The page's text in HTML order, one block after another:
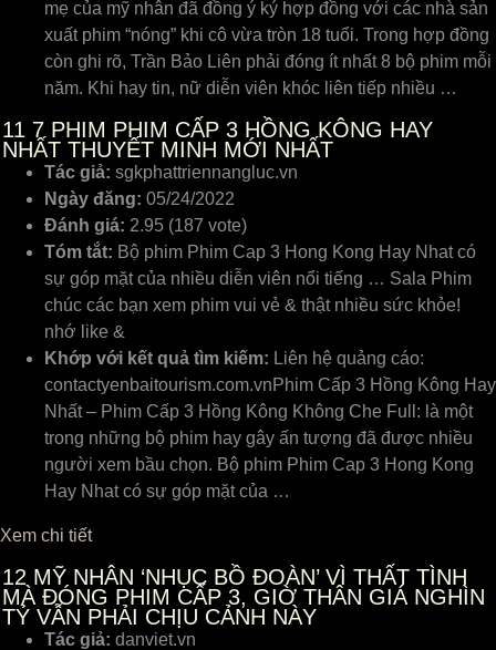
mẹ của mỹ nhân đã đồng ý ký hợp đồng với các nhà sản
xuất phim “nóng” khi cô vừa tròn 18 tuổi. Trong hợp đồng
còn ghi rõ, Trần Bảo Liên phải đóng ít nhất 8 bộ phim mỗi
năm. Khi hay tin, nữ diễn viên khóc liên tiếp nhiều …
11 7 PHIM PHIM CẤP 3 HỒNG KÔNG HAY
NHẤT THUYẾT MINH MỚI NHẤT
Tác giả: sgkphattriennangluc.vn
Ngày đăng: 05/24/2022
Đánh giá: 2.95 (187 vote)
Tóm tắt: Bộ phim Phim Cap 3 Hong Kong Hay Nhat có
sự góp mặt của nhiều diễn viên nổi tiếng … Sala Phim
chúc các bạn xem phim vui vẻ & thật nhiều sức khỏe!
nhớ like &
Khớp với kết quả tìm kiếm: Liên hệ quảng cáo:
contactyenbaitourism.com.vnPhim Cấp 3 Hồng Kông Hay
Nhất – Phim Cấp 3 Hồng Kông Không Che Full: là một
trong những bộ phim hay gây ấn tượng đã được nhiều
người xem bầu chọn. Bộ phim Phim Cap 3 Hong Kong
Hay Nhat có sự góp mặt của …
Xem chi tiết
12 MỸ NHÂN ‘NHỤC BỒ ĐOÀN’ VÌ THẤT TÌNH
MÀ ĐÓNG PHIM CẤP 3, GIỜ THÂN GIÁ NGHÌN
TỶ VẪN PHẢI CHỊU CẢNH NÀY
Tác giả: danviet.vn